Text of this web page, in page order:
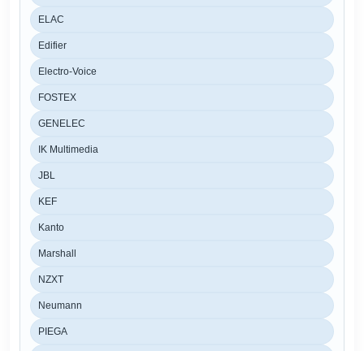
ELAC
Edifier
Electro-Voice
FOSTEX
GENELEC
IK Multimedia
JBL
KEF
Kanto
Marshall
NZXT
Neumann
PIEGA